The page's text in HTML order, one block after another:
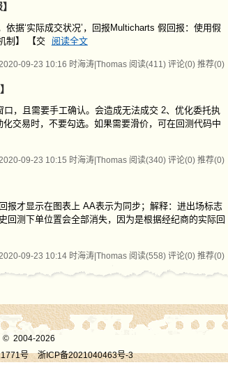
据‘实际成交状况’，回报Multicharts 假回报：使用假
制】 【交
阅读全文
09-23 10:16 时海涛|Thomas 阅读(411) 评论(0) 推荐(0)
，且需要手工确认。会造成无法成交 2、优化委托执
交易时，不要勾选。如果需要滑价，可在回测代码中
09-23 10:15 时海涛|Thomas 阅读(340) 评论(0) 推荐(0)
报才显示在图表上 AA表示为同步；解释：进出场标志
测下单位置会全部消失，因为是根据经纪商的实际回
09-23 10:14 时海涛|Thomas 阅读(558) 评论(0) 推荐(0)
© 2004-2026
号
浙ICP备2021040463号-3